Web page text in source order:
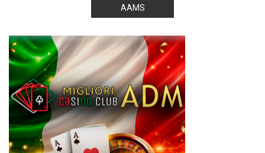
AAMS